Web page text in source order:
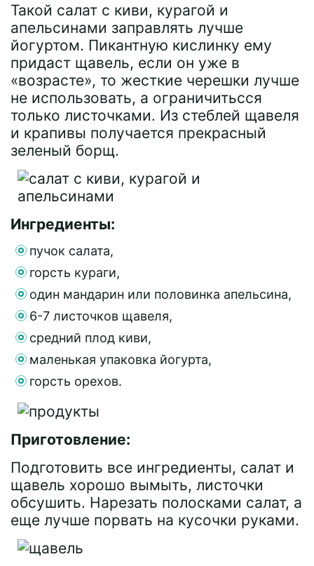
Такой салат с киви, курагой и
апельсинами заправлять лучше
йогуртом. Пикантную кислинку ему
придаст щавель, если он уже в
«возрасте», то жесткие черешки лучше
не использовать, а ограничитьсся
только листочками. Из стеблей щавеля
и крапивы получается прекрасный
зеленый борщ.
Ингредиенты:
пучок салата,
горсть кураги,
один мандарин или половинка апельсина,
6-7 листочков щавеля,
средний плод киви,
маленькая упаковка йогурта,
горсть орехов.
Приготовление:
Подготовить все ингредиенты, салат и
щавель хорошо вымыть, листочки
обсушить. Нарезать полосками салат, а
еще лучше порвать на кусочки руками.